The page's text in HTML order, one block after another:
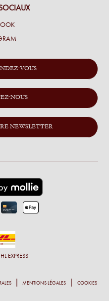
VOUS
NOUS
NEWSLETTER
EXPRESS
MENTIONS LÉGALES COOKIES